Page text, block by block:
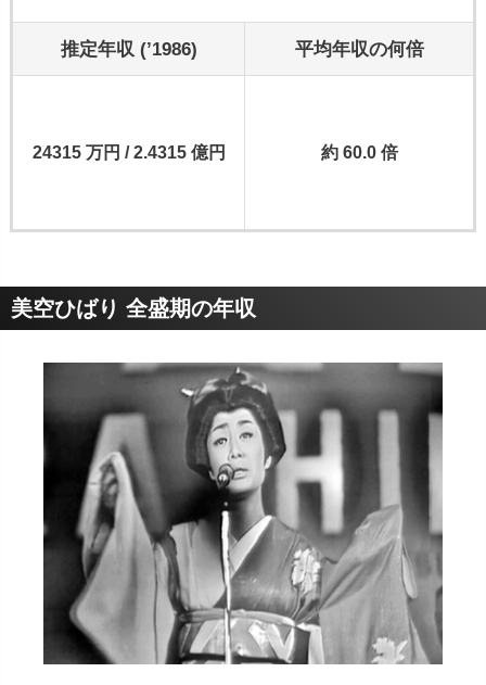
推定年収 (’1986) 平均年収の何倍
24315 万円 / 2.4315 億円 約 60.0 倍
美空ひばり 全盛期の年収